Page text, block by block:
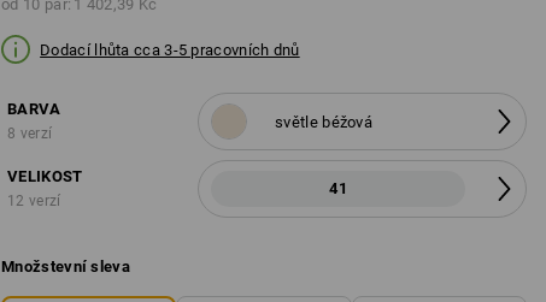
od 10 pár: 1 402,39 Kč
Dodací lhůta cca 3-5 pracovních dnů
BARVA
8 verzí
světle béžová
VELIKOST
12 verzí
41
Množstevní sleva